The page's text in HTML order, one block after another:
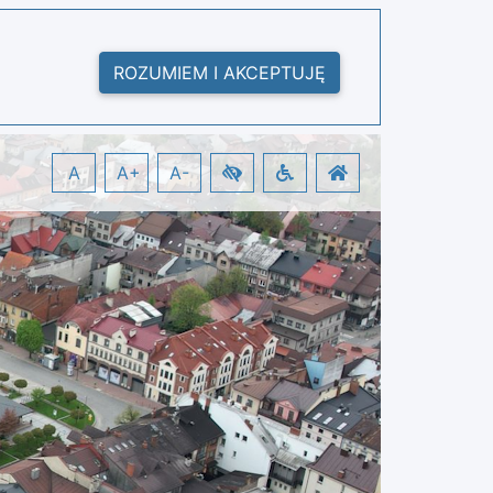
ROZUMIEM I AKCEPTUJĘ
A A+ A-